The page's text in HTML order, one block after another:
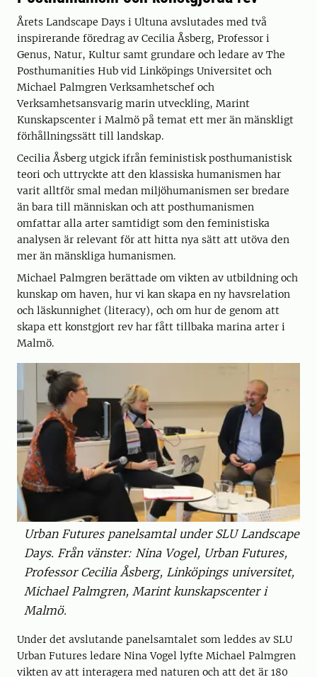
Årets Landscape Days i Ultuna avslutades med två
inspirerande föredrag av Cecilia Åsberg, Professor i
Genus, Natur, Kultur samt grundare och ledare av The
Posthumanities Hub vid Linköpings Universitet och
Michael Palmgren Verksamhetschef och
Verksamhetsansvarig marin utveckling, Marint
Kunskapscenter i Malmö på temat ett mer än mänskligt
förhållningssätt till landskap.
Cecilia Åsberg utgick ifrån feministisk posthumanistisk
teori och uttryckte att den klassiska humanismen har
varit alltför smal medan miljöhumanismen ser bredare
än bara till människan och att posthumanismen
omfattar alla arter samtidigt som den feministiska
analysen är relevant för att hitta nya sätt att utöva den
mer än mänskliga humanismen.
Michael Palmgren berättade om vikten av utbildning och
kunskap om haven, hur vi kan skapa en ny havsrelation
och läskunnighet (literacy), och om hur de genom att
skapa ett konstgjort rev har fått tillbaka marina arter i
Malmö.
Urban Futures panelsamtal under SLU Landscape
Days. Från vänster: Nina Vogel, Urban Futures,
Professor Cecilia Åsberg, Linköpings universitet,
Michael Palmgren, Marint kunskapscenter i
Malmö.
Under det avslutande panelsamtalet som leddes av SLU
Urban Futures ledare Nina Vogel lyfte Michael Palmgren
vikten av att interagera med naturen och att det är 180